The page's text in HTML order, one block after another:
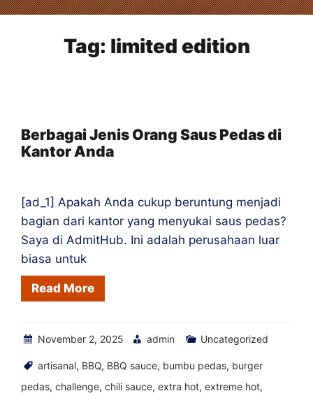
Tag: limited edition
Berbagai Jenis Orang Saus Pedas di
Kantor Anda
[ad_1] Apakah Anda cukup beruntung menjadi
bagian dari kantor yang menyukai saus pedas?
Saya di AdmitHub. Ini adalah perusahaan luar
biasa untuk
Read More
November 2, 2025 admin Uncategorized
artisanal, BBQ, BBQ sauce, bumbu pedas, burger
pedas, challenge, chili sauce, extra hot, extreme hot,